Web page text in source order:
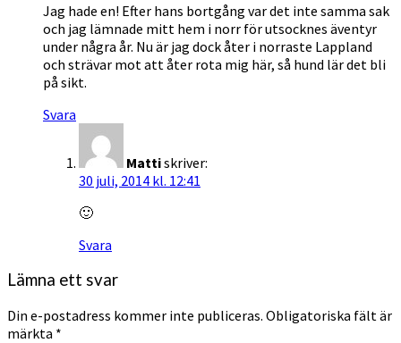
Jag hade en! Efter hans bortgång var det inte samma sak
och jag lämnade mitt hem i norr för utsocknes äventyr
under några år. Nu är jag dock åter i norraste Lappland
och strävar mot att åter rota mig här, så hund lär det bli
på sikt.
Svara
Mattiskriver:
30 juli, 2014 kl. 12:41
🙂
Svara
Lämna ett svar
Din e-postadress kommer inte publiceras. Obligatoriska fält är
märkta *